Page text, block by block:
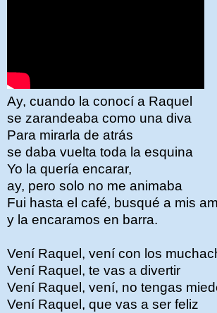
Ay, cuando la conocí a Raquel
se zarandeaba como una diva
Para mirarla de atrás
se daba vuelta toda la esquina
Yo la quería encarar,
ay, pero solo no me animaba
Fui hasta el café, busqué a mis
y la encaramos en barra.
Vení Raquel, vení con los
Vení Raquel, te vas a divertir
Vení Raquel, vení, no tengas
Vení Raquel, que vas a ser feliz